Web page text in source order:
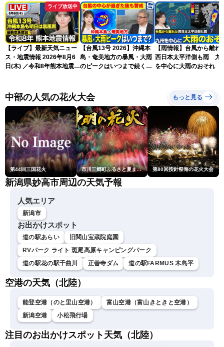
ライブ放送中
【ライブ】最新天気ニュー
ス・地震情報 2026年8月6
日(木) ／令和8年熊本地震情
LiVEムーン・駒木結衣／本
田竜也〉
【台風13号 2026】沖縄本
島・奄美地方の暴風・大雨
のピークはいつまで続く？
【雨情報】台風から離れ
西日本太平洋側も雨 九
を中心に大雨のおそれ
中部の人気の花火大会 もっと見る
第44回三国花火 市川三郷町ふるさと夏まつり第38回神明の花火大会 第80回按針祭海の花火大会
新潟県妙高市周辺の天気予報
人気エリア
新潟市
お出かけスポット
道の駅あらい
旧関山宝蔵院庭園
RVパーク ライト 斑尾高原キャンピングパーク
道の駅花の駅千曲川
正善寺ダム 道の駅FARMUS 木島平
空港の天気（北陸）
能登空港（のと里山空港）
富山空港（富山きときと空港）
新潟空港
小松飛行場
注目のお出かけスポット天気（北陸）